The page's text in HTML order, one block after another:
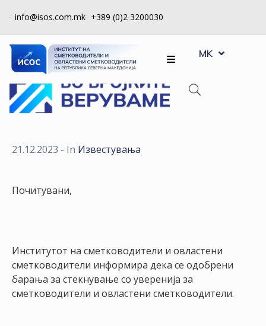
info@isos.com.mk +389 (0)2 3200030
ЗА
НАС
РЕГИСТРИ
КОНТРОЛА
НАСТАНИ
КОНТАКТ
MK
SQ
21.12.2023 - In Известувања
Почитувани,
Институтот на сметководители и овластени
сметководители информира дека се одобрени
барања за стекнување со уверенија за
сметководители и овластени сметководители.